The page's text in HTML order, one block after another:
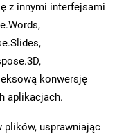
z innymi interfejsami
konwersję
aplikacjach.
plików, usprawniając